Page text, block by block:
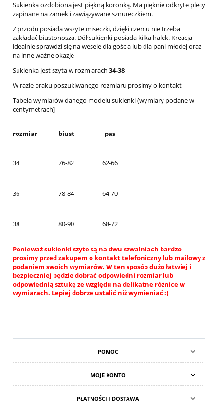
Sukienka ozdobiona jest piękną koronką. Ma pięknie odkryte plecy
zapinane na zamek i zawiązywane sznureczkiem.
Z przodu posiada wszyte miseczki, dzięki czemu nie trzeba
zakładać biustonosza. Dół sukienki posiada kilka halek. Kreacja
idealnie sprawdzi się na wesele dla gościa lub dla pani młodej oraz
na inne ważne okazje
Sukienka jest szyta w rozmiarach 34-38
W razie braku poszukiwanego rozmiaru prosimy o kontakt
Tabela wymiarów danego modelu sukienki (wymiary podane w
centymetrach]
rozmiar biust pas
34 76-82 62-66
36 78-84 64-70
38 80-90 68-72
Ponieważ sukienki szyte są na dwu szwalniach bardzo
prosimy przed zakupem o kontakt telefoniczny lub mailowy z
podaniem swoich wymiarów. W ten sposób dużo łatwiej i
bezpieczniej będzie dobrać odpowiedni rozmiar lub
odpowiednią sztukę ze względu na delikatne różnice w
wymiarach. Lepiej dobrze ustalić niż wymieniać :)
POMOC
MOJE KONTO
PŁATNOŚCI I DOSTAWA